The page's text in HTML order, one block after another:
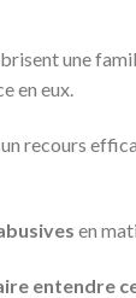
une
en eux.
recours
en
entendre